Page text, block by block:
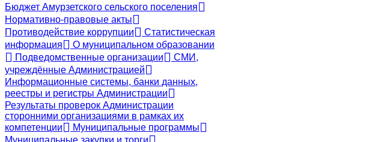
Бюджет Амурзетского сельского поселения
Нормативно-правовые акты
Противодействие коррупции
Статистическая
информация
О муниципальном образовании
Подведомственные организации
СМИ,
учреждённые Администрацией
Информационные системы, банки данных,
реестры и регистры Администрации
Результаты проверок Администрации
сторонними организациями в рамках их
компетенции
Муниципальные программы
Муниципальные закупки и торги